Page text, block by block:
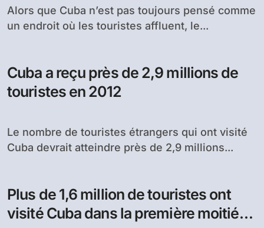
Alors que Cuba n’est pas toujours pensé comme
un endroit où les touristes affluent, le...
Cuba a reçu près de 2,9 millions de
touristes en 2012
Le nombre de touristes étrangers qui ont visité
Cuba devrait atteindre près de 2,9 millions...
Plus de 1,6 million de touristes ont
visité Cuba dans la première moitié